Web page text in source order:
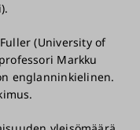
(University of
Markku
englanninkielinen.